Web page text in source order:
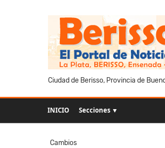
Ciudad de Berisso, Provincia de
INICIO Secciones ▼
Cambios